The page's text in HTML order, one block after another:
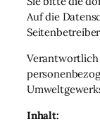
Auf die
Inhalt: